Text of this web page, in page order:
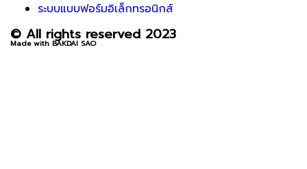
ระบบแบบฟอร์มอิเล็กทรอนิกส์
© All rights reserved 2023
Made with BAKDAI SAO